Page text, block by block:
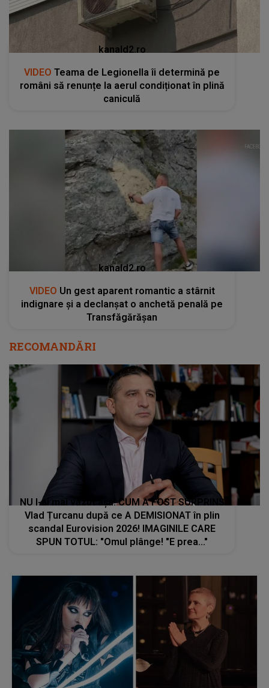
kanald2.ro
VIDEO Teama de Legionella îi determină pe
români să renunțe la aerul condiționat în plină
caniculă
kanald2.ro
VIDEO Un gest aparent romantic a stârnit
indignare și a declanșat o anchetă penală pe
Transfăgărășan
RECOMANDĂRI
NU l-ai mai văzut așa! CUM A FOST SURPRINS
Vlad Țurcanu după ce A DEMISIONAT în plin
scandal Eurovision 2026! IMAGINILE CARE
SPUN TOTUL: "Omul plânge! "E prea..."